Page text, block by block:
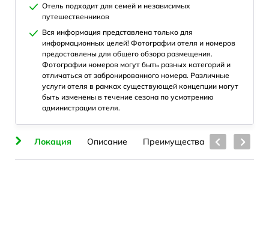
Отель подходит для семей и независимых
путешественников
Вся информация представлена только для
информационных целей! Фотографии отеля и номеров
предоставлены для общего обзора размещения.
Фотографии номеров могут быть разных категорий и
отличаться от забронированного номера. Различные
услуги отеля в рамках существующей концепции могут
быть изменены в течение сезона по усмотрению
администрации отеля.
Локация Описание Преимущества Номера